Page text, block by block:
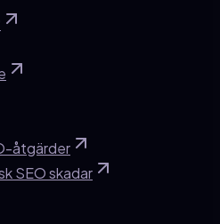
åtgärder
SEO skadar